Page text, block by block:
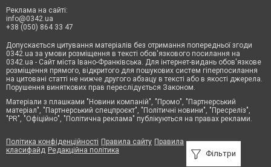
Фільтри
Реклама на сайті:
info@0342.ua
+38 (050) 864 33 47
Допускається цитування матеріалів без отримання попередньої згоди
0342.ua за умови розміщення в тексті обов'язкового посилання на
0342.ua - Сайт міста Івано-Франківська. Для інтернет-видань обов'язкове
розміщення прямого, відкритого для пошукових систем гіперпосилання
на цитовані статті не нижче другого абзацу в тексті або в якості джерела.
Порушення виняткових прав переслідується Законом.
Матеріали з плашками "Новини компаній", "Промо", "Партнерський
матеріал", "Партнерський спецпроєкт", "Політичні новини", "Пресреліз",
"PR", "Офіційно", "Політична реклама" публікуються на правах реклами.
Політика конфіденційності Правила сайту Правила
класифайд Редакційна політика